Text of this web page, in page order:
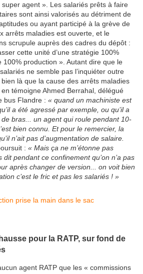
agent ». Les salariés prêts à faire
sont ainsi valorisés au détriment de
ou ayant participé à la grève de
arrêts maladies est ouverte, et le
scrupule auprès des cadres du dépôt :
cette unité d’une stratégie 100%
100% production ». Autant dire que le
ne semble pas l’inquiéter outre
bien là que la cause des arrêts maladies
témoigne Ahmed Berrahal, délégué
bus Flandre : « quand un machiniste est
a été agressé par exemple, ou qu’il a
bras... un agent qui roule pendant 10-
bien connu. Et pour le remercier, la
n’ait pas d’augmentation de salaire.
: « Mais ça ne m’étonne pas
dit pendant ce confinement qu’on n’a pas
après changer de version... on voit bien
c’est le fric et pas les salariés ! »
pour la RATP, sur fond de
agent RATP que les « commissions